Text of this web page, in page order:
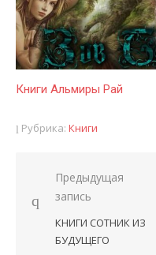
Книги Альмиры Рай
Рубрика: Книги
Навигация
записям
Предыдущая
запись
КНИГИ СОТНИК ИЗ
БУДУЩЕГО